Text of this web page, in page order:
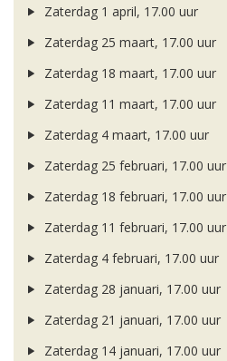
Zaterdag 1 april, 17.00 uur
Zaterdag 25 maart, 17.00 uur
Zaterdag 18 maart, 17.00 uur
Zaterdag 11 maart, 17.00 uur
Zaterdag 4 maart, 17.00 uur
Zaterdag 25 februari, 17.00 uur
Zaterdag 18 februari, 17.00 uur
Zaterdag 11 februari, 17.00 uur
Zaterdag 4 februari, 17.00 uur
Zaterdag 28 januari, 17.00 uur
Zaterdag 21 januari, 17.00 uur
Zaterdag 14 januari, 17.00 uur